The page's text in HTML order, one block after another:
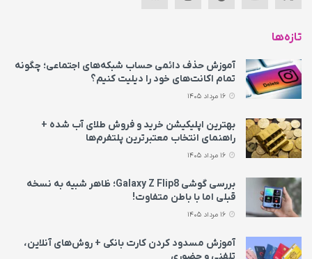
تازه‌ها
آموزش حذف دائمی حساب شبکه‌های اجتماعی؛ چگونه
تمام اکانت‌های خود را دیلیت کنیم؟
بهترین اپلیکیشن خرید و فروش طلای آب شده +
راهنمای انتخاب معتبرترین پلتفرم‌ها
بررسی گوشی Galaxy Z Flip8؛ ظاهر شبیه به نسخه
قبلی اما با باطن متفاوت!
آموزش مسدود کردن کارت بانکی + روش‌های آنلاین،